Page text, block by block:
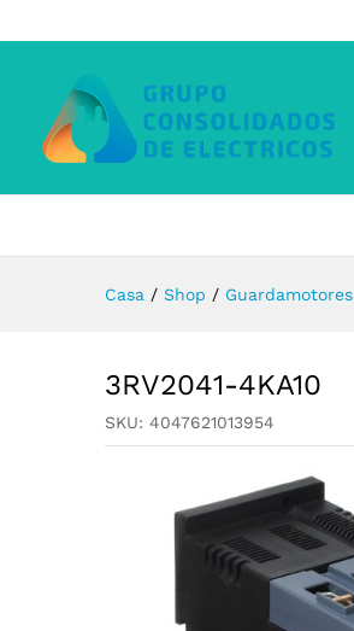
Casa / Shop / Guardamotores
3RV2041-4KA10
SKU: 4047621013954